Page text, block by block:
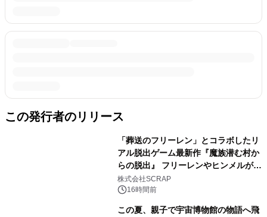
この発行者のリリース
「葬送のフリーレン」とコラボしたリ
アル脱出ゲーム最新作『魔族潜む村か
らの脱出』 フリーレンやヒンメルが武
器を手に魔族を見据える描き下ろしメ
インビジュアル公開
株式会社SCRAP
16時間前
この夏、親子で宇宙博物館の物語へ飛